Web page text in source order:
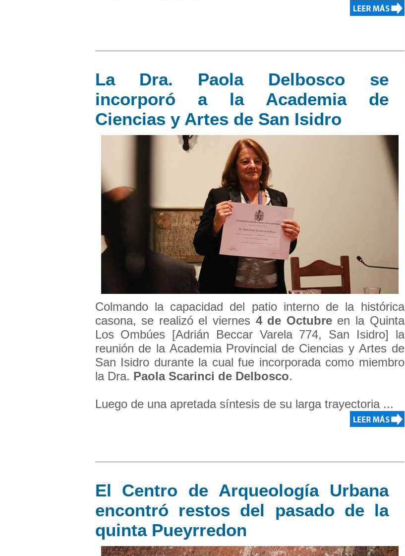
La Dra. Paola Delbosco se
incorporó a la Academia de
Ciencias y Artes de San Isidro
Colmando la capacidad del patio interno de la histórica
casona, se realizó el viernes 4 de Octubreen la Quinta
Los Ombúes [Adrián Beccar Varela 774, San Isidro] la
reunión de la Academia Provincial de Ciencias y Artes de
San Isidro durante la cual fue incorporada como miembro
la Dra. Paola Scarinci de Delbosco.
Luego de una apretada síntesis de su larga trayectoria ...
El Centro de Arqueología Urbana
encontró restos del pasado de la
quinta Pueyrredon